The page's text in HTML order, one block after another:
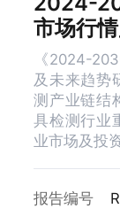
市场行
《2024-
及未来趋势
测产业链结
具检测行业
业市场及投
报告编号